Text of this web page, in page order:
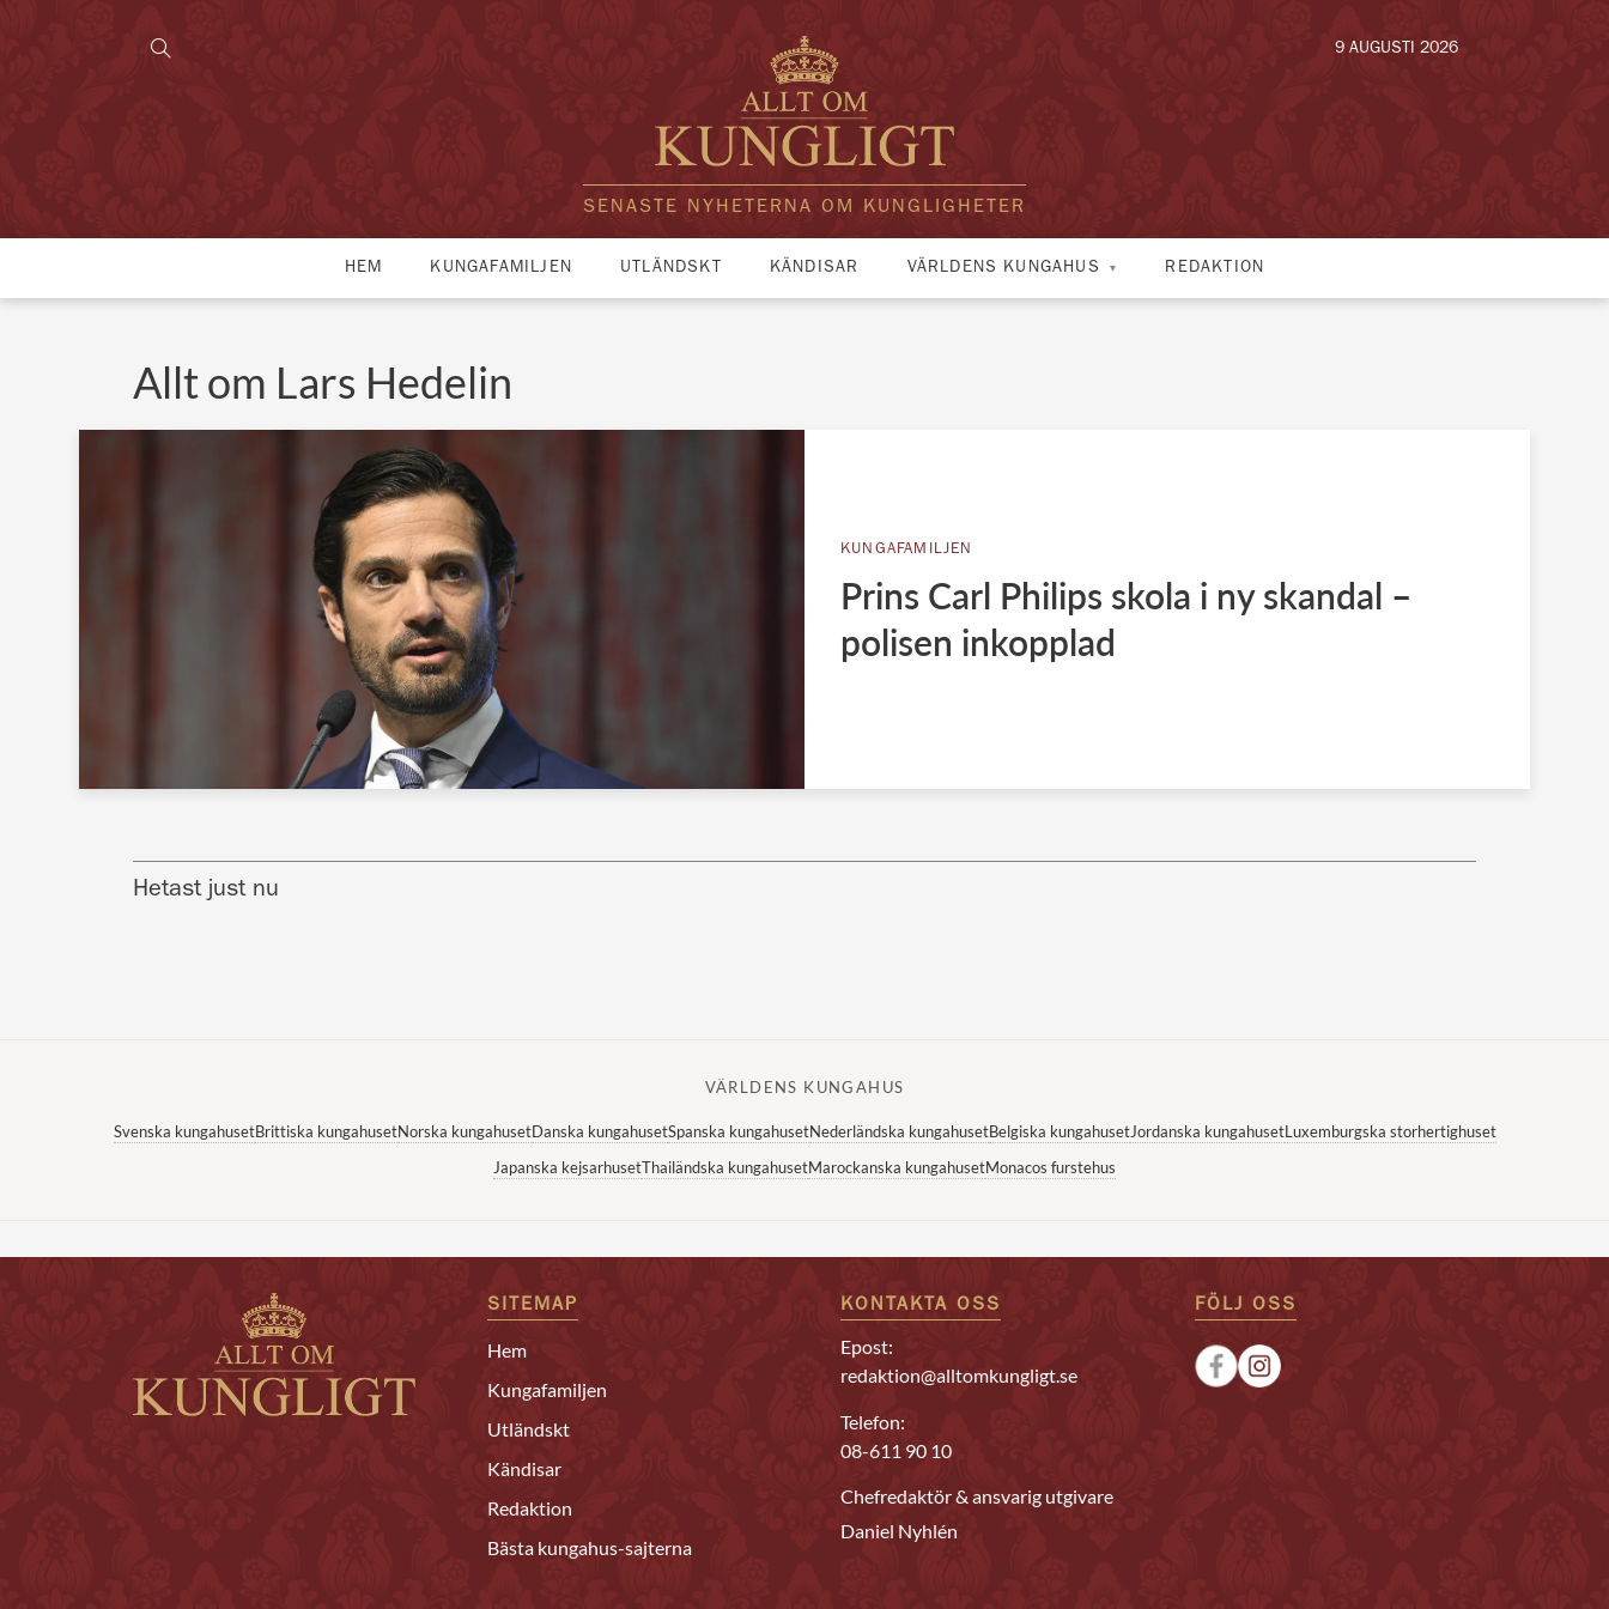
SENASTE NYHETERNA OM KUNGLIGHETER
9 AUGUSTI 2026
HEM KUNGAFAMILJEN UTLÄNDSKT KÄNDISAR VÄRLDENS KUNGAHUS REDAKTION
Allt om Lars Hedelin
KUNGAFAMILJEN
Prins Carl Philips skola i ny skandal –
polisen inkopplad
Hetast just nu
VÄRLDENS KUNGAHUS
Svenska kungahusetBrittiska kungahusetNorska kungahusetDanska kungahusetSpanska kungahusetNederländska kungahusetBelgiska kungahusetJordanska kungahusetLuxemburgska storhertighuset
Japanska kejsarhusetThailändska kungahusetMarockanska kungahusetMonacos furstehus
SITEMAP
Hem
Kungafamiljen
Utländskt
Kändisar
Redaktion
Bästa kungahus-sajterna
KONTAKTA OSS
Epost:
redaktion@alltomkungligt.se
Telefon:
08-611 90 10
Chefredaktör & ansvarig utgivare
Daniel Nyhlén
FÖLJ OSS